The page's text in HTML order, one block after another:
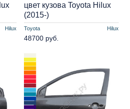
Hilux Toyota Hilux
цвет кузова Toyota Hilux
(2015-)
48700 руб.